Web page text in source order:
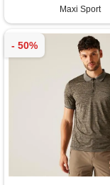
Maxi Sport